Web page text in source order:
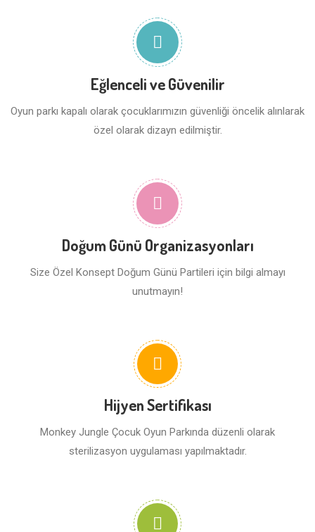
Eğlenceli ve Güvenilir
Oyun parkı kapalı olarak çocuklarımızın güvenliği öncelik alınlarak
özel olarak dizayn edilmiştir.
Doğum Günü Organizasyonları
Size Özel Konsept Doğum Günü Partileri için bilgi almayı
unutmayın!
Hijyen Sertifikası
Monkey Jungle Çocuk Oyun Parkında düzenli olarak
sterilizasyon uygulaması yapılmaktadır.